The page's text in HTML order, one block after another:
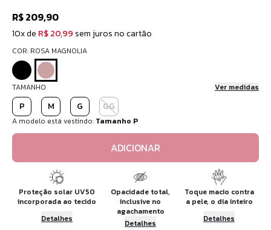
R$ 209,90
10x de R$ 20,99 sem juros no cartão
COR: ROSA MAGNOLIA
TAMANHO Ver medidas
P M G GG
A modelo está vestindo: Tamanho P
ADICIONAR
Proteção solar UV50
incorporada ao tecido
Detalhes
Opacidade total,
inclusive no
agachamento
Detalhes
Toque macio contra
a pele, o dia inteiro
Detalhes